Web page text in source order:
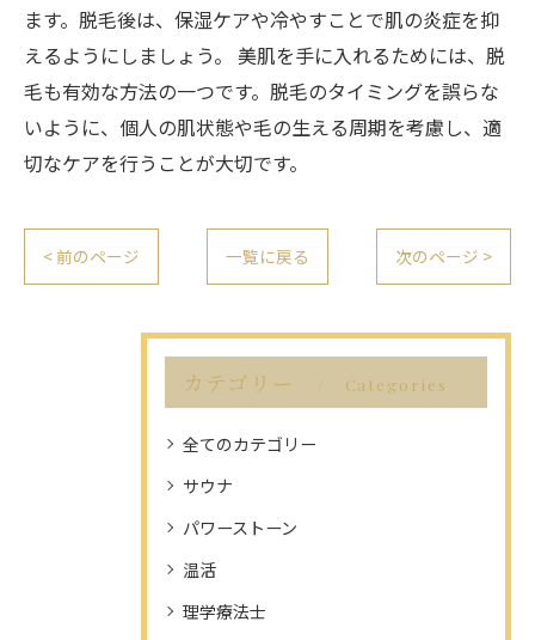
ます。脱毛後は、保湿ケアや冷やすことで肌の炎症を抑
えるようにしましょう。 美肌を手に入れるためには、脱
毛も有効な方法の一つです。脱毛のタイミングを誤らな
いように、個人の肌状態や毛の生える周期を考慮し、適
切なケアを行うことが大切です。
< 前のページ 一覧に戻る 次のページ >
カテゴリー Categories
全てのカテゴリー
サウナ
パワーストーン
温活
理学療法士